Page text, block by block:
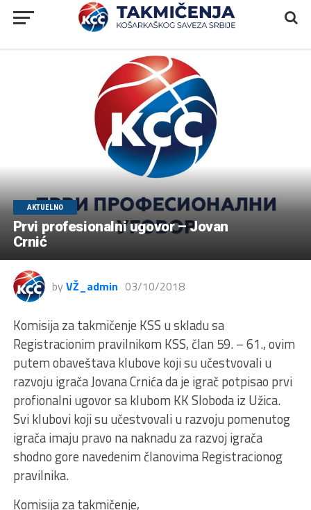
AKTUELNO
Prvi profesionalni ugovor – Jovan
Crnić
by VŽ_admin 03/10/2018
Komisija za takmičenje KSS u skladu sa
Registracionim pravilnikom KSS, član 59. – 61., ovim
putem obaveštava klubove koji su učestvovali u
razvoju igrača Jovana Crnića da je igrač potpisao prvi
profionalni ugovor sa klubom KK Sloboda iz Užica.
Svi klubovi koji su učestvovali u razvoju pomenutog
igrača imaju pravo na naknadu za razvoj igrača
shodno gore navedenim članovima Registracionog
pravilnika.
Komisija za takmičenje,